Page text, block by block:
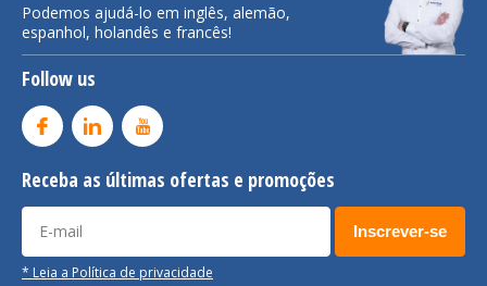
Podemos ajudá-lo em inglês, alemão,
espanhol, holandês e francês!
Follow us
Receba as últimas ofertas e promoções
Inscrever-se
* Leia a Política de privacidade